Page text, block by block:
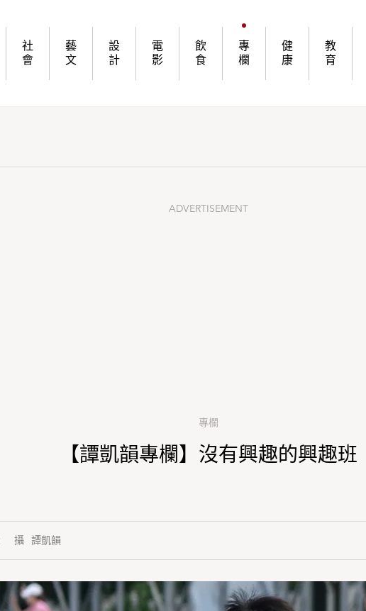
社
會
藝
文
設
計
電
影
飲
食
專
欄
健
康
教
育
ADVERTISEMENT
專欄
【譚凱韻專欄】沒有興趣的興趣班
譚凱韻